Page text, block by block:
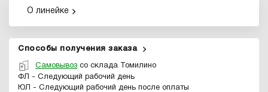
О линейке
Способы получения заказа
Самовывоз со склада Томилино
ФЛ - Следующий рабочий день
ЮЛ - Следующий рабочий день после оплаты